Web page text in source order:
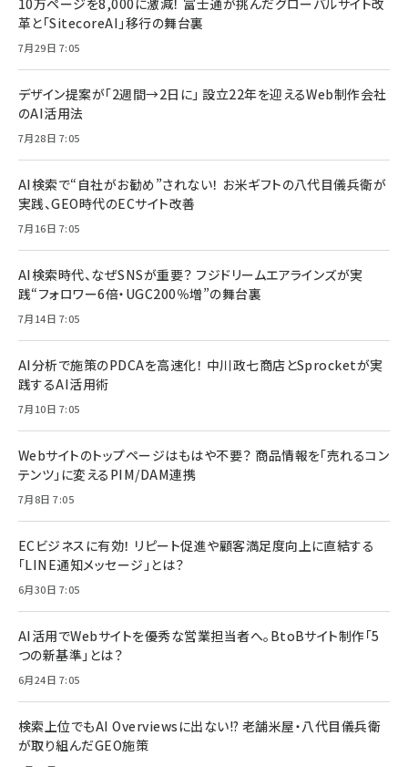
10万ページを8,000に激減！ 富士通が挑んだグローバルサイト改
革と「SitecoreAI」移行の舞台裏
7月29日 7:05
デザイン提案が「2週間→2日に」 設立22年を迎えるWeb制作会社
のAI活用法
7月28日 7:05
AI検索で“自社がお勧め”されない！ お米ギフトの八代目儀兵衛が
実践、GEO時代のECサイト改善
7月16日 7:05
AI検索時代、なぜSNSが重要？ フジドリームエアラインズが実
践“フォロワー6倍・UGC200％増”の舞台裏
7月14日 7:05
AI分析で施策のPDCAを高速化！ 中川政七商店とSprocketが実
践するAI活用術
7月10日 7:05
Webサイトのトップページはもはや不要？ 商品情報を「売れるコン
テンツ」に変えるPIM/DAM連携
7月8日 7:05
ECビジネスに有効！ リピート促進や顧客満足度向上に直結する
「LINE通知メッセージ」とは？
6月30日 7:05
AI活用でWebサイトを優秀な営業担当者へ。BtoBサイト制作「5
つの新基準」とは？
6月24日 7:05
検索上位でもAI Overviewsに出ない!? 老舗米屋・八代目儀兵衛
が取り組んだGEO施策